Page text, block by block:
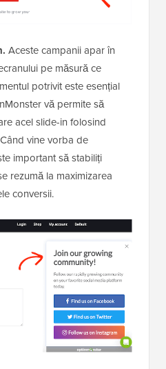
Aceste campanii apar în
pe măsură ce
potrivit este esențial
vă permite să
acel slide-in folosind
vine vorba de
important să stabiliți
rezumă la maximizarea
conversii.